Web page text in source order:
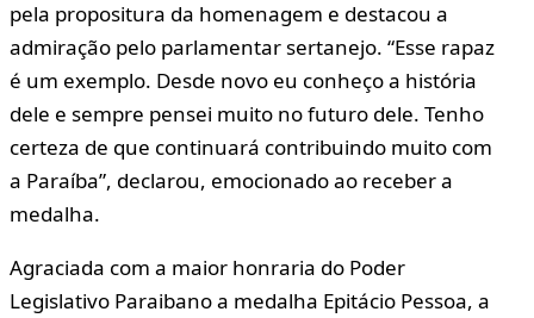
pela propositura da homenagem e destacou a
admiração pelo parlamentar sertanejo. “Esse rapaz
é um exemplo. Desde novo eu conheço a história
dele e sempre pensei muito no futuro dele. Tenho
certeza de que continuará contribuindo muito com
a Paraíba”, declarou, emocionado ao receber a
medalha.
Agraciada com a maior honraria do Poder
Legislativo Paraibano a medalha Epitácio Pessoa, a